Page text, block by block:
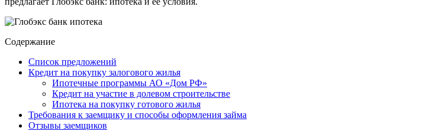
Содержание
Список предложений
Кредит на покупку залогового жилья
Ипотечные программы АО «Дом РФ»
Кредит на участие в долевом строительстве
Ипотека на покупку готового жилья
Требования к заемщику и способы оформления займа
Отзывы заемщиков